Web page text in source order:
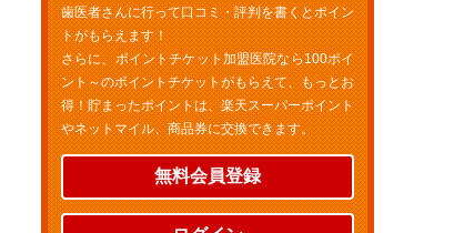
歯医者さんに行って口コミ・評判を書くとポイン
トがもらえます！
さらに、ポイントチケット加盟医院なら100ポイ
ント～のポイントチケットがもらえて、もっとお
得！貯まったポイントは、楽天スーパーポイント
やネットマイル、商品券に交換できます。
無料会員登録